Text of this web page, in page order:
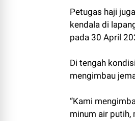
Petugas haji
kendala di
pada 30 April
Di tengah
mengimbau
“Kami
minum air putih,